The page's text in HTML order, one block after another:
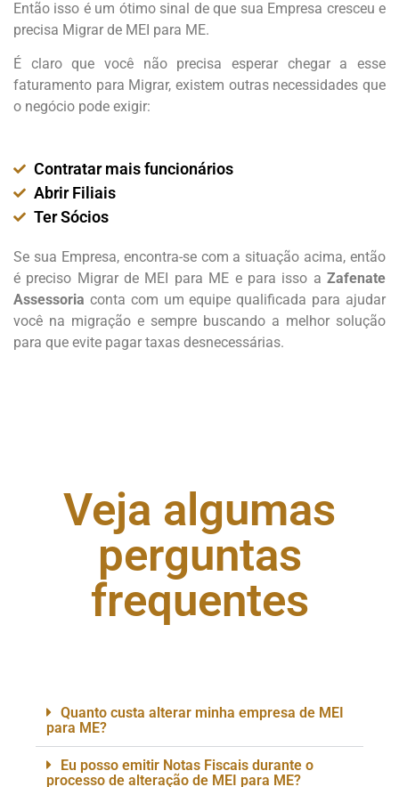
Então isso é um ótimo sinal de que sua Empresa cresceu e
precisa Migrar de MEI para ME.
É claro que você não precisa esperar chegar a esse
faturamento para Migrar, existem outras necessidades que
o negócio pode exigir:
Contratar mais funcionários
Abrir Filiais
Ter Sócios
Se sua Empresa, encontra-se com a situação acima, então
é preciso Migrar de MEI para ME e para isso a Zafenate
Assessoria conta com um equipe qualificada para ajudar
você na migração e sempre buscando a melhor solução
para que evite pagar taxas desnecessárias.
Veja algumas
perguntas
frequentes
Quanto custa alterar minha empresa de MEI
para ME?
Eu posso emitir Notas Fiscais durante o
processo de alteração de MEI para ME?